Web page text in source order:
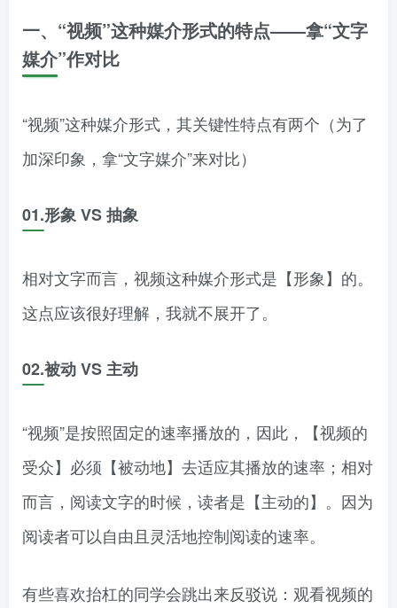
一、 “视频”这种媒介形式的特点——拿“文字
媒介”作对比
“视频”这种媒介形式，其关键性特点有两个（为了
加深印象，拿“文字媒介”来对比）
01.形象 VS 抽象
相对文字而言，视频这种媒介形式是【形象】的。
这点应该很好理解，我就不展开了。
02.被动 VS 主动
“视频”是按照固定的速率播放的，因此，【视频的
受众】必须【被动地】去适应其播放的速率；相对
而言，阅读文字的时候，读者是【主动的】。因为
阅读者可以自由且灵活地控制阅读的速率。
有些喜欢抬杠的同学会跳出来反驳说：观看视频的